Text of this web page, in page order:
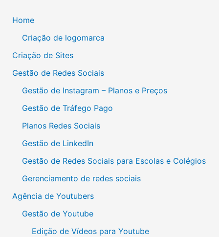
Home
Criação de logomarca
Criação de Sites
Gestão de Redes Sociais
Gestão de Instagram – Planos e Preços
Gestão de Tráfego Pago
Planos Redes Sociais
Gestão de LinkedIn
Gestão de Redes Sociais para Escolas e Colégios
Gerenciamento de redes sociais
Agência de Youtubers
Gestão de Youtube
Edição de Vídeos para Youtube